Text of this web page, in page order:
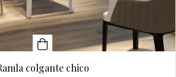
colgante chico